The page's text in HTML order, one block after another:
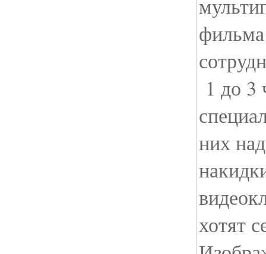
1 до 3
них
хотят